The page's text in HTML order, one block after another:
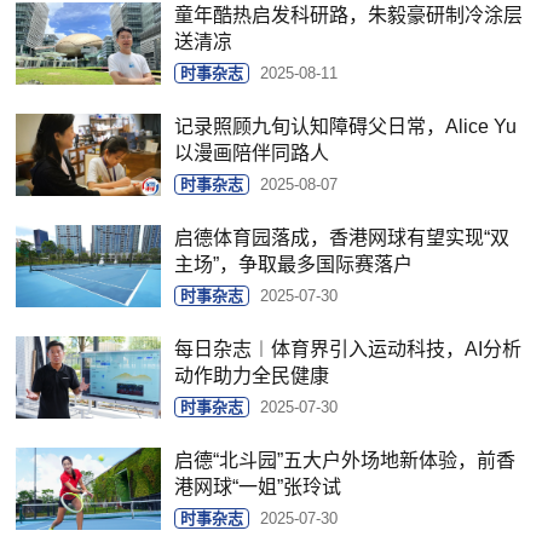
童年酷热启发科研路，朱毅豪研制冷涂层
送清凉
时事杂志 2025-08-11
记录照顾九旬认知障碍父日常，Alice Yu
以漫画陪伴同路人
时事杂志 2025-08-07
启德体育园落成，香港网球有望实现“双
主场”，争取最多国际赛落户
时事杂志 2025-07-30
每日杂志︱体育界引入运动科技，AI分析
动作助力全民健康
时事杂志 2025-07-30
启德“北斗园”五大户外场地新体验，前香
港网球“一姐”张玲试
时事杂志 2025-07-30